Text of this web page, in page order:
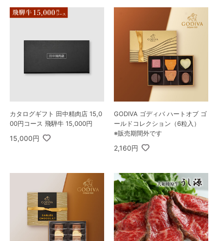
カタログギフト 田中精肉店 15,0
00円コース 飛騨牛 15,000円
15,000円
GODIVA ゴディバ ハートオブ ゴ
ールドコレクション（6粒入）
※販売期間外です
2,160円